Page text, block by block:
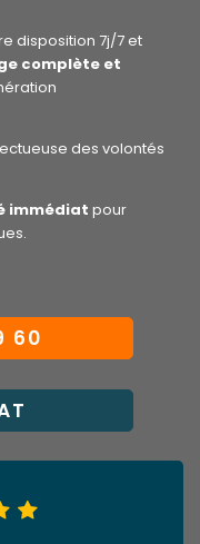
disposition 7j/7 et
complète et
des volontés
immédiat pour
60